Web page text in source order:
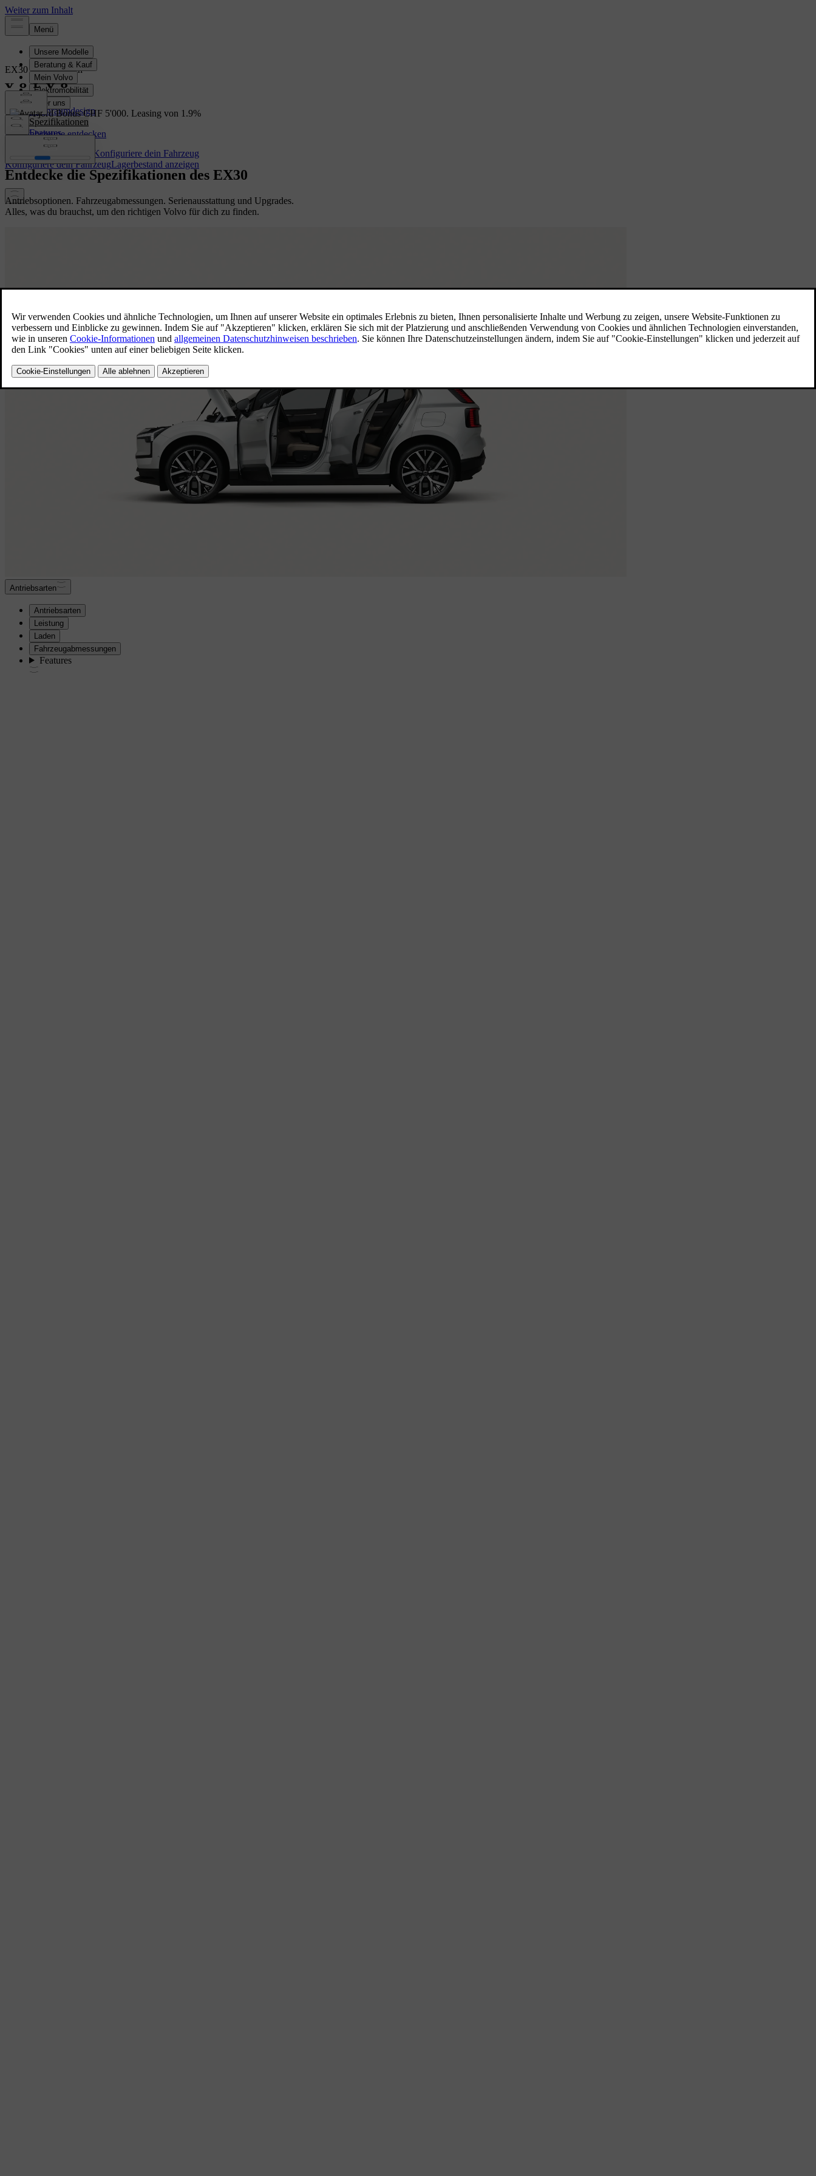
EX30 Vollelektrisch
Übersicht
Innenraumdesign
Spezifikationen
Features
Lagerbestand anzeigen
Konfiguriere dein Fahrzeug
Konfiguriere dein FahrzeugLagerbestand anzeigen
EX30: Fjord Bonus CHF 5'000. Leasing von 1.9%
Lagerfahrzeuge entdecken
Entdecke die Spezifikationen des EX30
Antriebsoptionen. Fahrzeugabmessungen. Serienausstattung und Upgrades.
Alles, was du brauchst, um den richtigen Volvo für dich zu finden.
Antriebsarten
Antriebsarten
Leistung
Laden
Fahrzeugabmessungen
Features